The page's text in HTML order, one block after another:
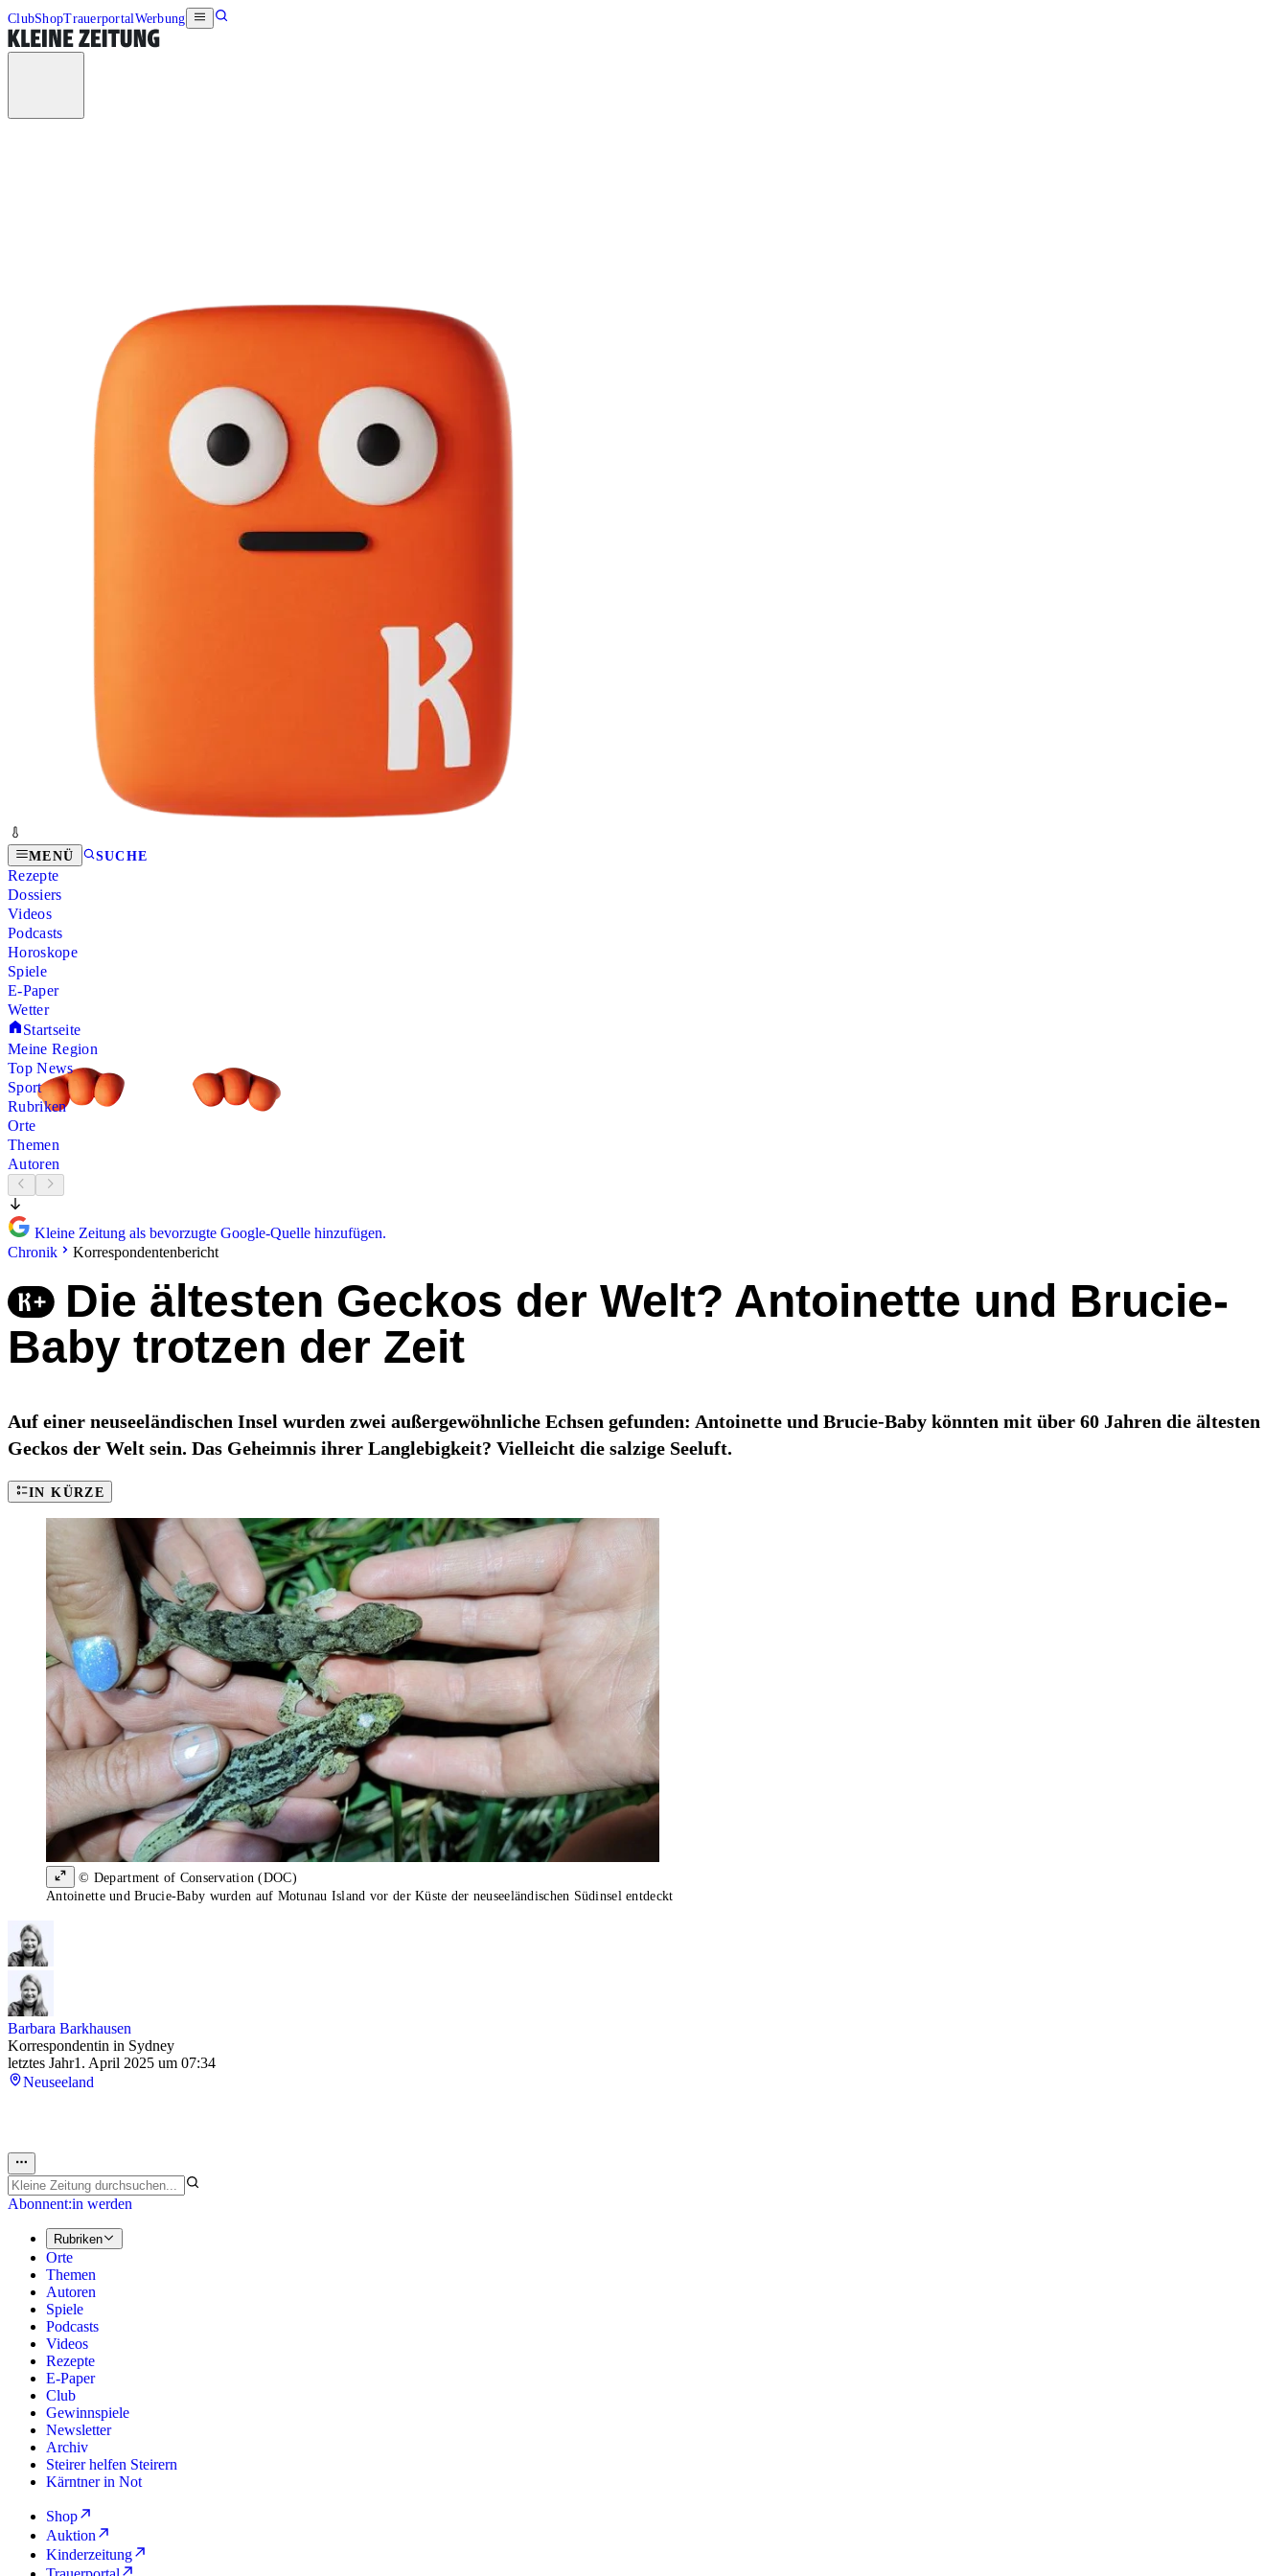
ClubShopTrauerportalWerbung
MENÜ SUCHE
Rezepte
Dossiers
Videos
Podcasts
Horoskope
Spiele
E-Paper
Wetter
Startseite
Meine Region
Top News
Sport
Rubriken
Orte
Themen
Autoren
Kleine Zeitung als bevorzugte Google-Quelle hinzufügen.
Chronik
Korrespondentenbericht
Die ältesten Geckos der Welt? Antoinette und Brucie-
Baby trotzen der Zeit
Auf einer neuseeländischen Insel wurden zwei außergewöhnliche Echsen gefunden: Antoinette und Brucie-Baby könnten mit über 60 Jahren die ältesten
Geckos der Welt sein. Das Geheimnis ihrer Langlebigkeit? Vielleicht die salzige Seeluft.
IN KÜRZE
© Department of Conservation (DOC)
Antoinette und Brucie-Baby wurden auf Motunau Island vor der Küste der neuseeländischen Südinsel entdeckt
Barbara Barkhausen
Korrespondentin in Sydney
letztes Jahr1. April 2025 um 07:34
Neuseeland
Abonnent:in werden
Rubriken
Orte
Themen
Autoren
Spiele
Podcasts
Videos
Rezepte
E-Paper
Club
Gewinnspiele
Newsletter
Archiv
Steirer helfen Steirern
Kärntner in Not
Shop
Auktion
Kinderzeitung